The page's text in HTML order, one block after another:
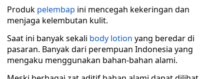
Produk pelembap ini mencegah kekeringan dan
menjaga kelembutan kulit.
Saat ini banyak sekali body lotion yang beredar di
pasaran. Banyak dari perempuan Indonesia yang
mengaku menggunakan bahan-bahan alami.